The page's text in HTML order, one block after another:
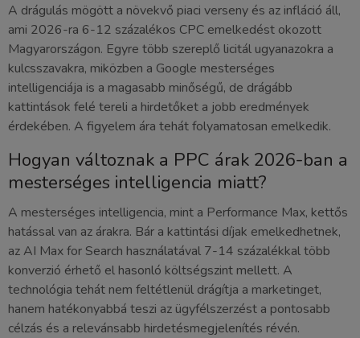
A drágulás mögött a növekvő piaci verseny és az infláció áll,
ami 2026-ra 6-12 százalékos CPC emelkedést okozott
Magyarországon. Egyre több szereplő licitál ugyanazokra a
kulcsszavakra, miközben a Google mesterséges
intelligenciája is a magasabb minőségű, de drágább
kattintások felé tereli a hirdetőket a jobb eredmények
érdekében. A figyelem ára tehát folyamatosan emelkedik.
Hogyan változnak a PPC árak 2026-ban a
mesterséges intelligencia miatt?
A mesterséges intelligencia, mint a Performance Max, kettős
hatással van az árakra. Bár a kattintási díjak emelkedhetnek,
az AI Max for Search használatával 7-14 százalékkal több
konverzió érhető el hasonló költségszint mellett. A
technológia tehát nem feltétlenül drágítja a marketinget,
hanem hatékonyabbá teszi az ügyfélszerzést a pontosabb
célzás és a relevánsabb hirdetésmegjelenítés révén.